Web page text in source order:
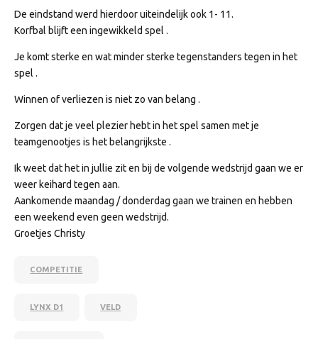
De eindstand werd hierdoor uiteindelijk ook 1- 11.
Korfbal blijft een ingewikkeld spel .
Je komt sterke en wat minder sterke tegenstanders tegen in het
spel .
Winnen of verliezen is niet zo van belang .
Zorgen dat je veel plezier hebt in het spel samen met je
teamgenootjes is het belangrijkste .
Ik weet dat het in jullie zit en bij de volgende wedstrijd gaan we er
weer keihard tegen aan.
Aankomende maandag / donderdag gaan we trainen en hebben
een weekend even geen wedstrijd.
Groetjes Christy
COMPETITIE
LYNX D1 VELD